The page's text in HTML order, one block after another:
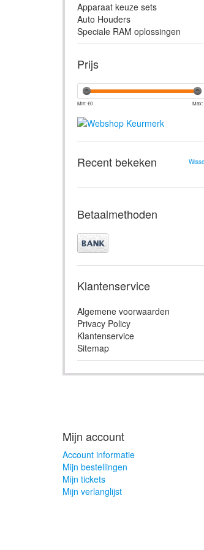
Apparaat keuze sets
Auto Houders
Speciale RAM oplossingen
Prijs
Min: €0 Max:
Recent bekeken
Betaalmethoden
Klantenservice
Algemene voorwaarden
Privacy Policy
Klantenservice
Sitemap
Mijn account
Account informatie
Mijn bestellingen
Mijn tickets
Mijn verlanglijst